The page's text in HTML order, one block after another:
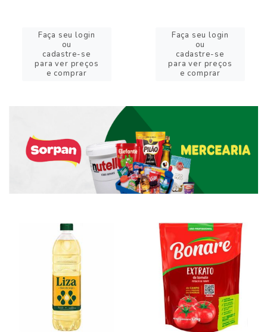
Faça seu login
ou
cadastre-se
para ver preços
e comprar
Faça seu login
ou
cadastre-se
para ver preços
e comprar